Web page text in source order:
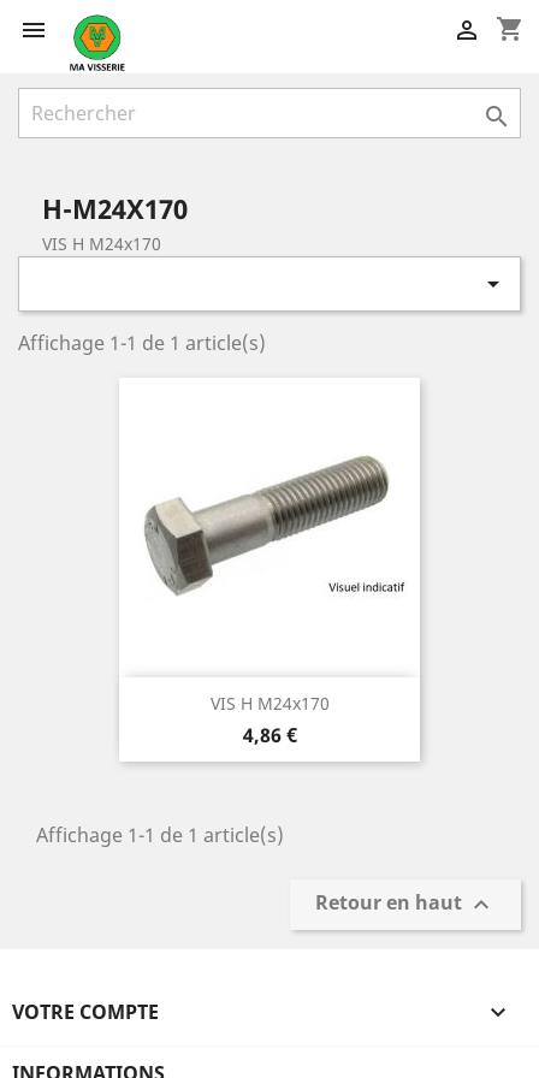
 shopping_cart


H-M24X170
VIS H M24x170

Affichage 1-1 de 1 article(s)
VIS H M24x170
Prix
4,86 €
Affichage 1-1 de 1 article(s)
Retour en haut 
VOTRE COMPTE 